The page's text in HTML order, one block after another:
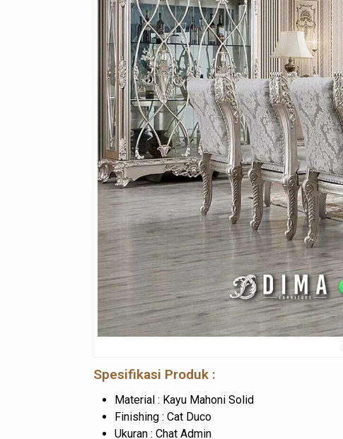
Spesifikasi Produk :
Material : Kayu Mahoni Solid
Finishing : Cat Duco
Ukuran : Chat Admin